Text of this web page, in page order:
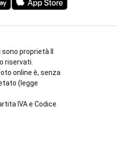
proprietà Il
riservati.
online è, senza
(legge
IVA e Codice